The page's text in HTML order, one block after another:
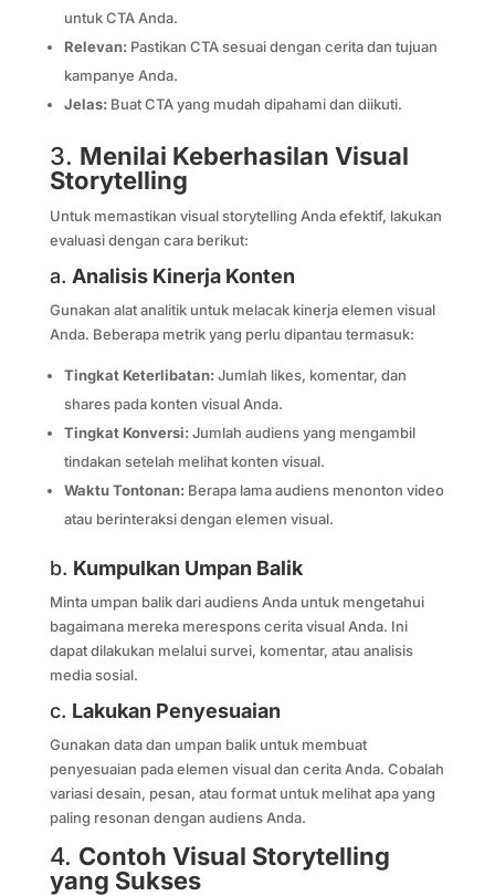
untuk CTA Anda.
Relevan: Pastikan CTA sesuai dengan cerita dan tujuan
kampanye Anda.
Jelas: Buat CTA yang mudah dipahami dan diikuti.
3. Menilai Keberhasilan Visual
Storytelling
Untuk memastikan visual storytelling Anda efektif, lakukan
evaluasi dengan cara berikut:
a. Analisis Kinerja Konten
Gunakan alat analitik untuk melacak kinerja elemen visual
Anda. Beberapa metrik yang perlu dipantau termasuk:
Tingkat Keterlibatan: Jumlah likes, komentar, dan
shares pada konten visual Anda.
Tingkat Konversi: Jumlah audiens yang mengambil
tindakan setelah melihat konten visual.
Waktu Tontonan: Berapa lama audiens menonton video
atau berinteraksi dengan elemen visual.
b. Kumpulkan Umpan Balik
Minta umpan balik dari audiens Anda untuk mengetahui
bagaimana mereka merespons cerita visual Anda. Ini
dapat dilakukan melalui survei, komentar, atau analisis
media sosial.
c. Lakukan Penyesuaian
Gunakan data dan umpan balik untuk membuat
penyesuaian pada elemen visual dan cerita Anda. Cobalah
variasi desain, pesan, atau format untuk melihat apa yang
paling resonan dengan audiens Anda.
4. Contoh Visual Storytelling
yang Sukses